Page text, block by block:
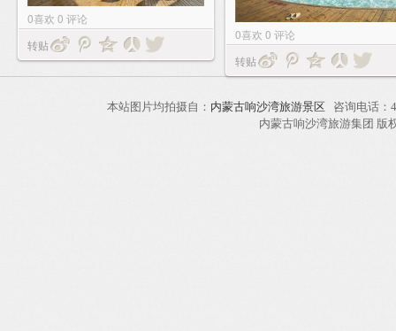
0喜欢 0 评论
转贴
0喜欢 0 评论
转贴
本站图片均拍摄自： 内蒙古响沙湾旅游景区 咨询电话
内蒙古响沙湾旅游集团